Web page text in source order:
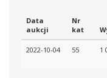
Data
aukcji
Nr
kat
2022-10-04 55 1